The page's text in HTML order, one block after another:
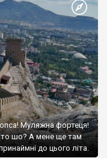
Муляжна фортеця!
то шо? А мене ще там
до цього літа.